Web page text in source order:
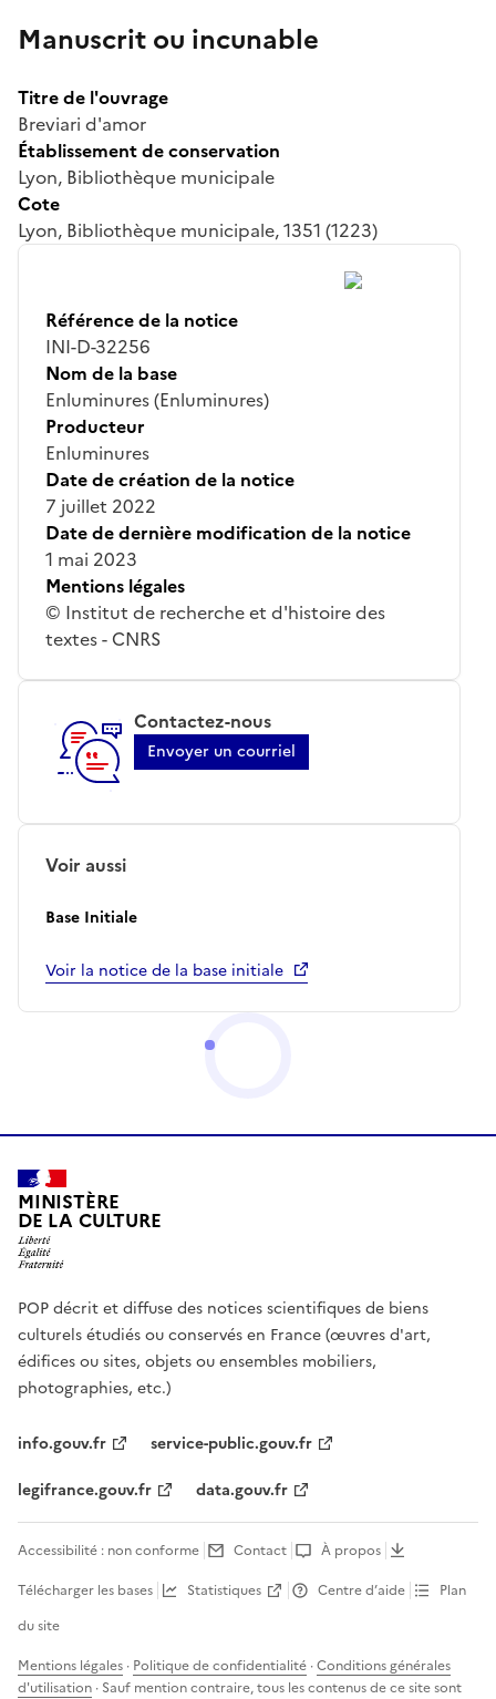
Manuscrit ou incunable
Titre de l'ouvrage
Breviari d'amor
Établissement de conservation
Lyon, Bibliothèque municipale
Cote
Lyon, Bibliothèque municipale, 1351 (1223)
Référence de la notice
INI-D-32256
Nom de la base
Enluminures (Enluminures)
Producteur
Enluminures
Date de création de la notice
7 juillet 2022
Date de dernière modification de la notice
1 mai 2023
Mentions légales
© Institut de recherche et d'histoire des
textes - CNRS
Contactez-nous
Envoyer un courriel
Voir aussi
Base Initiale
Voir la notice de la base initiale
MINISTÈRE
DE LA CULTURE
POP décrit et diffuse des notices scientifiques de biens
culturels étudiés ou conservés en France (œuvres d'art,
édifices ou sites, objets ou ensembles mobiliers,
photographies, etc.)
info.gouv.fr
service-public.gouv.fr
legifrance.gouv.fr
data.gouv.fr
Accessibilité : non conforme Contact
À propos
Télécharger les bases
Statistiques Centre d’aide
Plan
du site
Mentions légales · Politique de confidentialité ·Conditions générales
d'utilisation · Sauf mention contraire, tous les contenus de ce site sont